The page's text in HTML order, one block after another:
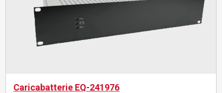
Caricabatterie EQ-241976